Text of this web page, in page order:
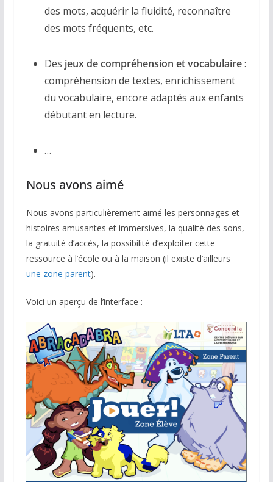
des mots, acquérir la fluidité, reconnaître
des mots fréquents, etc.
Des jeux de compréhension et vocabulaire:
compréhension de textes, enrichissement
du vocabulaire, encore adaptés aux enfants
débutant en lecture.
…
Nous avons aimé
Nous avons particulièrement aimé les personnages et
histoires amusantes et immersives, la qualité des sons,
la gratuité d’accès, la possibilité d’exploiter cette
ressource à l’école ou à la maison (il existe d’ailleurs
une zone parent).
Voici un aperçu de l’interface :